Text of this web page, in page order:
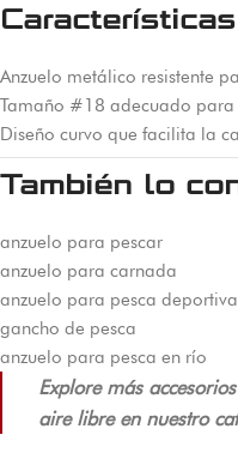
Anzuelo metálico resistente
Tamaño #18 adecuado para
Diseño curvo que facilita la
También lo
anzuelo para pescar
anzuelo para carnada
anzuelo para pesca deportiva
gancho de pesca
anzuelo para pesca en río
Explore más
aire libre en nuestro